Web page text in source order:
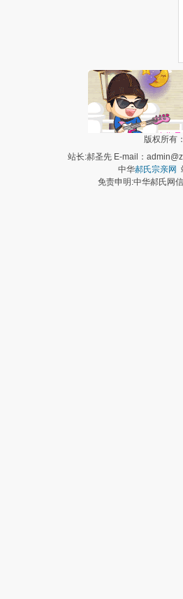
版权所有：
站长:郝圣先 E-mail：
中华郝氏宗亲网
免责申明:中华郝氏网